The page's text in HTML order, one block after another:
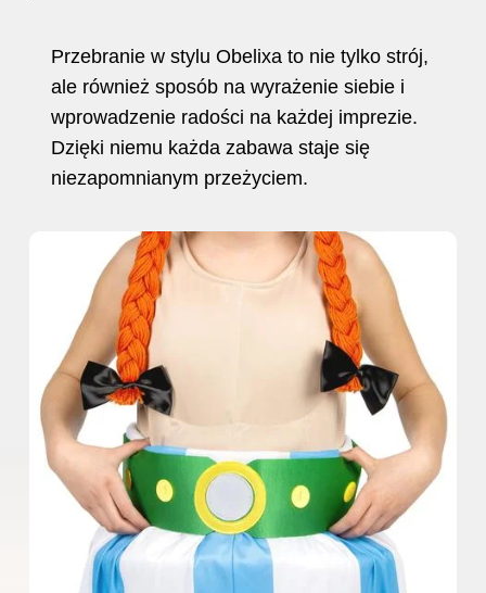
Przebranie w stylu Obelixa to nie tylko strój,
ale również sposób na wyrażenie siebie i
wprowadzenie radości na każdej imprezie.
Dzięki niemu każda zabawa staje się
niezapomnianym przeżyciem.